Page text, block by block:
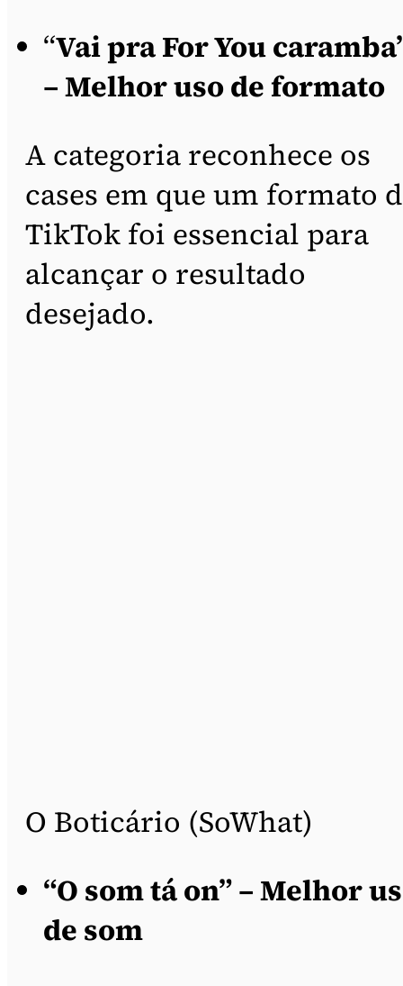
“Vai pra For You
– Melhor uso de formato
A categoria reconhece os
cases em que um formato
TikTok foi essencial para
alcançar o resultado
desejado.
O Boticário (SoWhat)
“O som tá on” – Melhor
de som